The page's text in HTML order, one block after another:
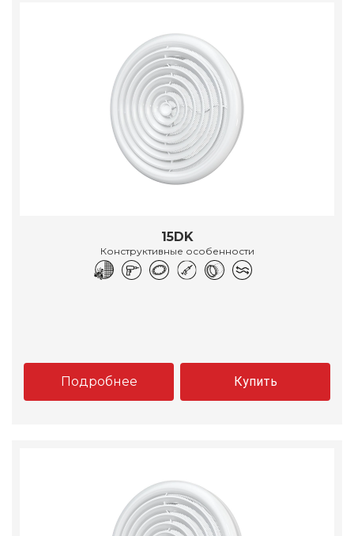
15DK
Конструктивные особенности
Подробнее Купить